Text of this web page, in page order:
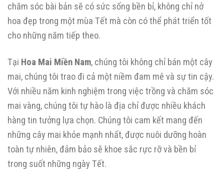
chăm sóc bài bản sẽ có sức sống bền bỉ, không chỉ nở
hoa đẹp trong một mùa Tết mà còn có thể phát triển tốt
cho những năm tiếp theo.
Tại Hoa Mai Miền Nam, chúng tôi không chỉ bán một cây
mai, chúng tôi trao đi cả một niềm đam mê và sự tin cậy.
Với nhiều năm kinh nghiệm trong việc trồng và chăm sóc
mai vàng, chúng tôi tự hào là địa chỉ được nhiều khách
hàng tin tưởng lựa chọn. Chúng tôi cam kết mang đến
những cây mai khỏe mạnh nhất, được nuôi dưỡng hoàn
toàn tự nhiên, đảm bảo sẽ khoe sắc rực rỡ và bền bỉ
trong suốt những ngày Tết.